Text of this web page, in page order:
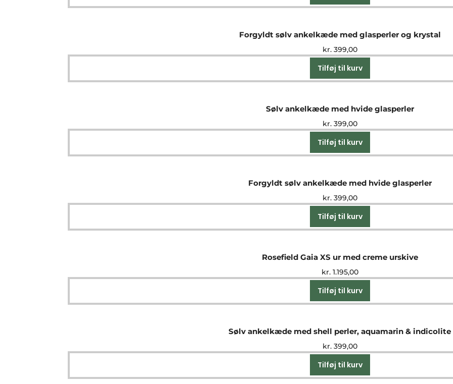
Forgyldt sølv ankelkæde med glasperler og krystal
kr.399,00
Tilføj til kurv
Sølv ankelkæde med hvide glasperler
kr.399,00
Tilføj til kurv
Forgyldt sølv ankelkæde med hvide glasperler
kr.399,00
Tilføj til kurv
Rosefield Gaia XS ur med creme urskive
kr.1.195,00
Tilføj til kurv
Sølv ankelkæde med shell perler, aquamarin & indicolite
kr.399,00
Tilføj til kurv